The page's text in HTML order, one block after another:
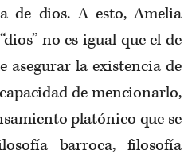
de dios. A esto, Amelia
no es igual que el de
asegurar la existencia de
de mencionarlo,
platónico que se
barroca, filosofía